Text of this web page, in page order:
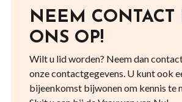
NEEM CONTACT
ONS OP!
Wilt u lid worden? Neem dan
onze contactgegevens. U kunt ook
bijeenkomst bijwonen om kennis te